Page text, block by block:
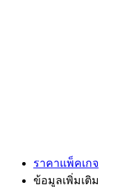
ราคาแพ็คเกจ
ข้อมูลเพิ่มเติม